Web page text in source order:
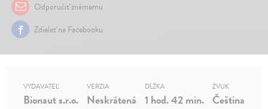
Odporučiť známemu
Zdielať na Facebooku
VYDAVATEĽ
Bionaut s.r.o.
VERZIA
Neskrátená
DĹŽKA
1 hod. 42 min.
ZVUK
Čeština